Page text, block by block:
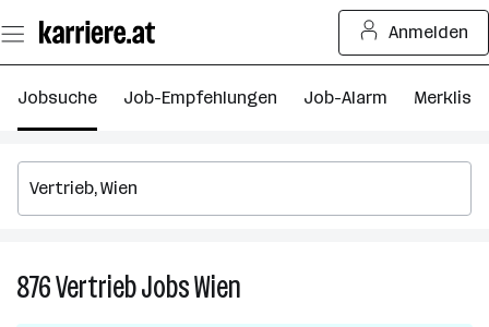
Seiteninhalt
springen
Anmelden
Jobsuche Job-Empfehlungen Job-Alarm Merkliste
876VertriebJobsWien